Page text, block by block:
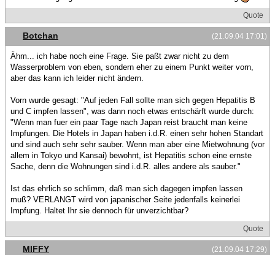
Quote
(21.09.04 17:01)
Botchan
Ähm... ich habe noch eine Frage. Sie paßt zwar nicht zu dem
Wasserproblem von eben, sondern eher zu einem Punkt weiter vorn,
aber das kann ich leider nicht ändern.
Vorn wurde gesagt: "Auf jeden Fall sollte man sich gegen Hepatitis B
und C impfen lassen", was dann noch etwas entschärft wurde durch:
"Wenn man fuer ein paar Tage nach Japan reist braucht man keine
Impfungen. Die Hotels in Japan haben i.d.R. einen sehr hohen Standart
und sind auch sehr sehr sauber. Wenn man aber eine Mietwohnung (vor
allem in Tokyo und Kansai) bewohnt, ist Hepatitis schon eine ernste
Sache, denn die Wohnungen sind i.d.R. alles andere als sauber."
Ist das ehrlich so schlimm, daß man sich dagegen impfen lassen
muß? VERLANGT wird von japanischer Seite jedenfalls keinerlei
Impfung. Haltet Ihr sie dennoch für unverzichtbar?
Quote
(21.09.04 17:29)
MIFFY